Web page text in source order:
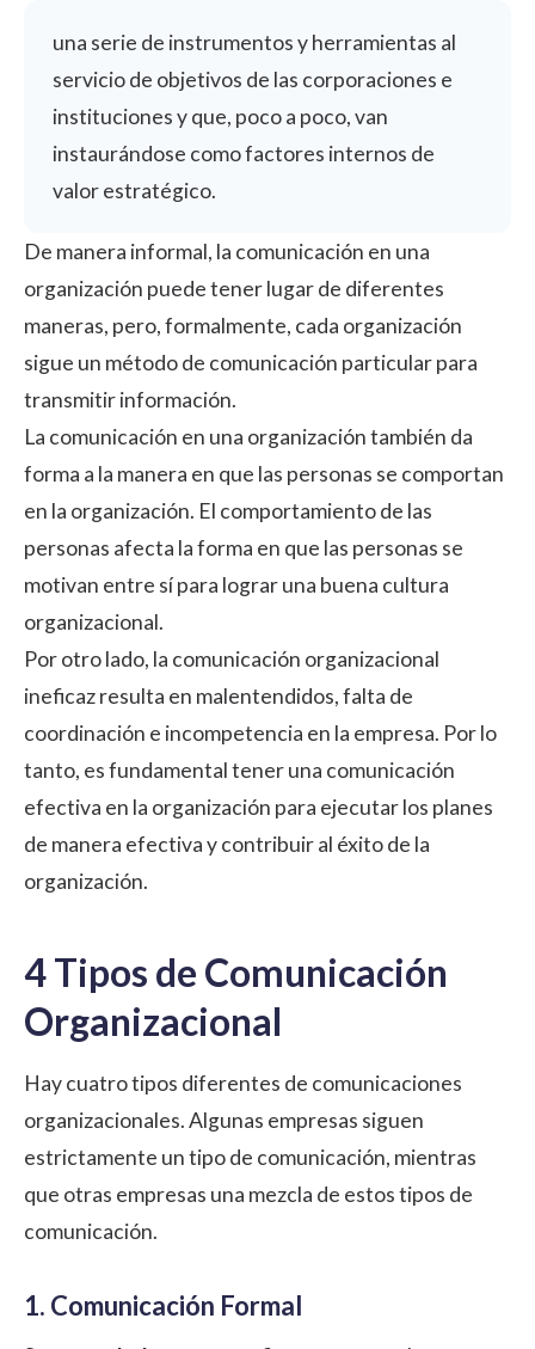
una serie de instrumentos y herramientas al
servicio de objetivos de las corporaciones e
instituciones y que, poco a poco, van
instaurándose como factores internos de
valor estratégico.
De manera informal, la comunicación en una
organización puede tener lugar de diferentes
maneras, pero, formalmente, cada organización
sigue un método de comunicación particular para
transmitir información.
La comunicación en una organización también da
forma a la manera en que las personas se comportan
en la organización. El comportamiento de las
personas afecta la forma en que las personas se
motivan entre sí para lograr una buena cultura
organizacional.
Por otro lado, la comunicación organizacional
ineficaz resulta en malentendidos, falta de
coordinación e incompetencia en la empresa. Por lo
tanto, es fundamental tener una comunicación
efectiva en la organización para ejecutar los planes
de manera efectiva y contribuir al éxito de la
organización.
4 Tipos de Comunicación
Organizacional
Hay cuatro tipos diferentes de comunicaciones
organizacionales. Algunas empresas siguen
estrictamente un tipo de comunicación, mientras
que otras empresas una mezcla de estos tipos de
comunicación.
1. Comunicación Formal⁠